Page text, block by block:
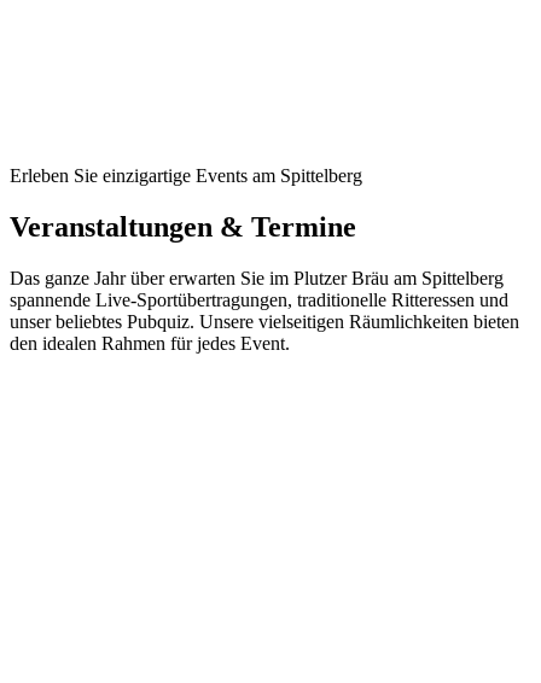
Erleben Sie einzigartige Events am Spittelberg
Veranstaltungen & Termine
Das ganze Jahr über erwarten Sie im Plutzer Bräu am Spittelberg
spannende Live-Sportübertragungen, traditionelle Ritteressen und
unser beliebtes Pubquiz. Unsere vielseitigen Räumlichkeiten bieten
den idealen Rahmen für jedes Event.